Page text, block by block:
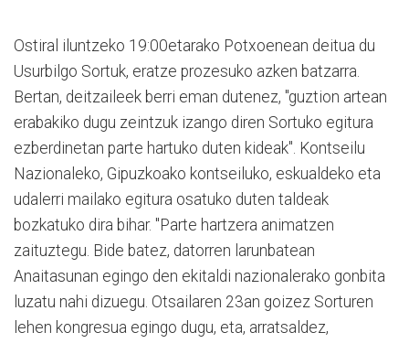
Ostiral iluntzeko 19:00etarako Potxoenean deitua du
Usurbilgo Sortuk, eratze prozesuko azken batzarra.
Bertan, deitzaileek berri eman dutenez, "guztion artean
erabakiko dugu zeintzuk izango diren Sortuko egitura
ezberdinetan parte hartuko duten kideak". Kontseilu
Nazionaleko, Gipuzkoako kontseiluko, eskualdeko eta
udalerri mailako egitura osatuko duten taldeak
bozkatuko dira bihar. "Parte hartzera animatzen
zaituztegu. Bide batez, datorren larunbatean
Anaitasunan egingo den ekitaldi nazionalerako gonbita
luzatu nahi dizuegu. Otsailaren 23an goizez Sorturen
lehen kongresua egingo dugu, eta, arratsaldez,